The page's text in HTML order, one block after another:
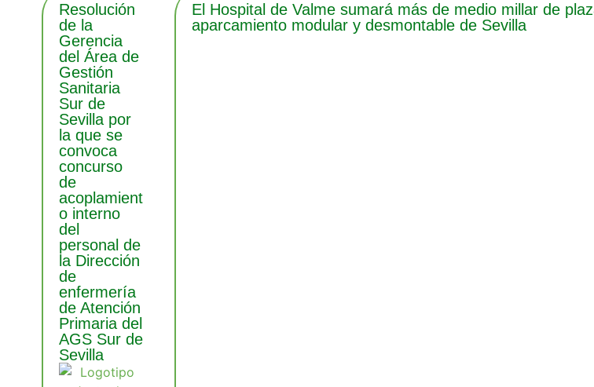
Resolución
de la
Gerencia
del Área de
Gestión
Sanitaria
Sur de
Sevilla por
la que se
convoca
concurso
de
acoplamient
o interno
del
personal de
la Dirección
de
enfermería
de Atención
Primaria del
AGS Sur de
Sevilla
El Hospital de Valme sumará más de medio millar de
aparcamiento modular y desmontable de Sevilla